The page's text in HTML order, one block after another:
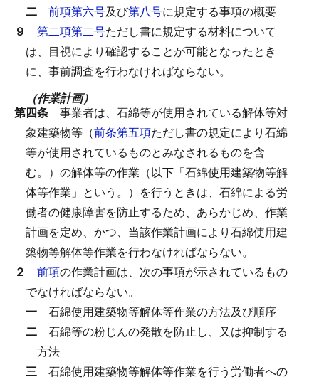
二 前項第六号及び第八号に規定する事項の概要
９ 第二項第二号ただし書に規定する材料について
は、目視により確認することが可能となったとき
に、事前調査を行わなければならない。
（作業計画）
第四条 事業者は、石綿等が使用されている解体等対
象建築物等（前条第五項ただし書の規定により石綿
等が使用されているものとみなされるものを含
む。）の解体等の作業（以下「石綿使用建築物等解
体等作業」という。）を行うときは、石綿による労
働者の健康障害を防止するため、あらかじめ、作業
計画を定め、かつ、当該作業計画により石綿使用建
築物等解体等作業を行わなければならない。
２ 前項の作業計画は、次の事項が示されているもの
でなければならない。
一 石綿使用建築物等解体等作業の方法及び順序
二 石綿等の粉じんの発散を防止し、又は抑制する
方法
三 石綿使用建築物等解体等作業を行う労働者への